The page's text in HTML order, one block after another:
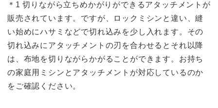
＊1 切りながら立ちめかがりができるアタッチメントが
販売されています。ですが、ロックミシンと違い、縫
い始めにハサミなどで切れ込みを少し入れます。その
切れ込みにアタッチメントの刃を合わせるとそれ以降
は、布地を切りながらかがることができます。お持ち
の家庭用ミシンとアタッチメントが対応しているのか
をご確認ください。